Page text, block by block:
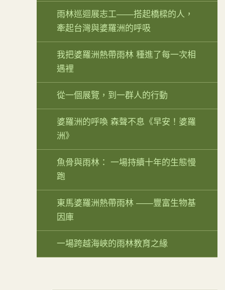
雨林巡迴展志工——搭起橋樑的人，
牽起台灣與婆羅洲的呼吸
我把婆羅洲熱帶雨林 種進了每一次相
遇裡
從一個展覽，到一群人的行動
婆羅洲的呼喚 森聲不息《早安！婆羅
洲》
魚骨與雨林： 一場持續十年的生態慢
跑
東馬婆羅洲熱帶雨林 ——豐富生物基
因庫
一場跨越海峽的雨林教育之緣